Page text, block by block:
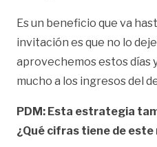
Es un beneficio que va
invitación es que no lo
aprovechemos estos días
mucho a los ingresos del
PDM: Esta estrategia
¿Qué cifras tiene de este